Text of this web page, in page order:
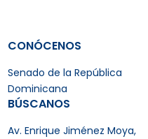
CONÓCENOS
Senado de la República
Dominicana
BÚSCANOS
Av. Enrique Jiménez Moya,